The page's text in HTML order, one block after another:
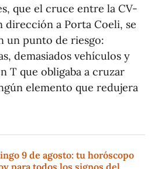
que el cruce entre la CV-
dirección a Porta Coeli, se
un punto de riesgo:
demasiados vehículos y
T que obligaba a cruzar
elemento que redujera
9 de agosto: tu horóscopo
para todos los signos del